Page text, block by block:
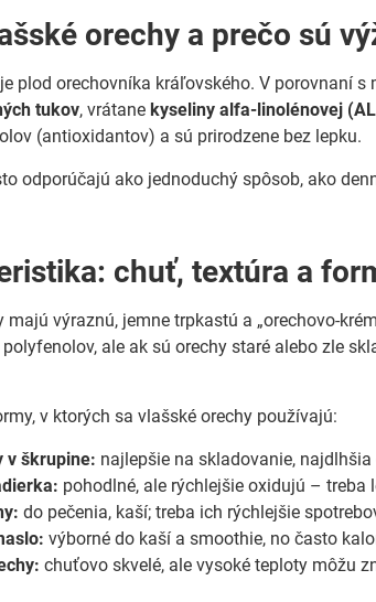
orechy a prečo sú
plod orechovníka kráľovského. V porovnaní
tukov, vrátanekyseliny alfa-linolénovej
(antioxidantov) a sú prirodzene bez lepku.
odporúčajú ako jednoduchý spôsob, ako
chuť, textúra a
majú výraznú, jemne trpkastú a „orechovo-
ale ak sú orechy staré alebo zle
v ktorých sa vlašské orechy používajú:
v škrupine: najlepšie na skladovanie,
pohodlné, ale rýchlejšie oxidujú – treba
do pečenia, kaší; treba ich rýchlejšie
výborné do kaší a smoothie, no často
chuťovo skvelé, ale vysoké teploty môžu